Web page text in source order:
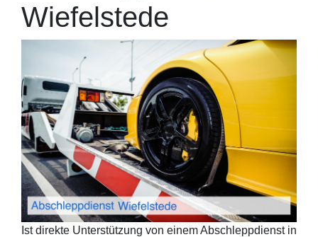
Wiefelstede
Ist direkte Unterstützung von einem Abschleppdienst in